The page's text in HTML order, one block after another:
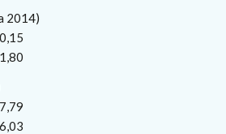
2014)